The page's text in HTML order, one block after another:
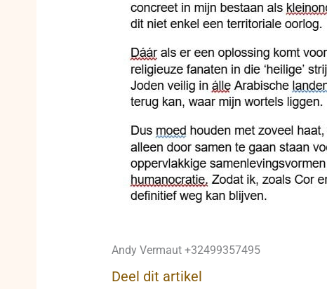
Andy Vermaut +32499357495
Deel dit artikel